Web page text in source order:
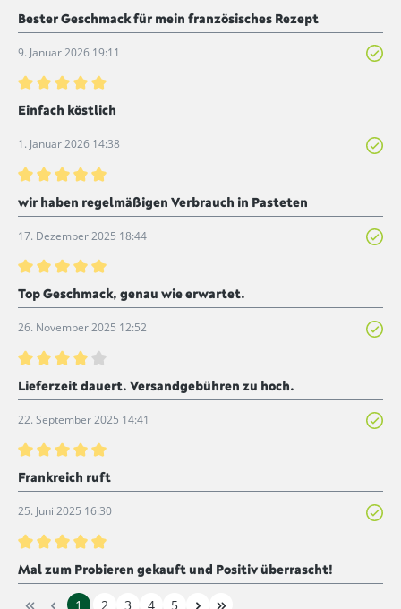
Bewertung mit 5 von 5 Sternen
Bester Geschmack für mein französisches Rezept
9. Januar 2026 19:11
Bewertung mit 5 von 5 Sternen
Einfach köstlich
1. Januar 2026 14:38
Bewertung mit 5 von 5 Sternen
wir haben regelmäßigen Verbrauch in Pasteten
17. Dezember 2025 18:44
Bewertung mit 5 von 5 Sternen
Top Geschmack, genau wie erwartet.
26. November 2025 12:52
Bewertung mit 4 von 5 Sternen
Lieferzeit dauert. Versandgebühren zu hoch.
22. September 2025 14:41
Bewertung mit 5 von 5 Sternen
Frankreich ruft
25. Juni 2025 16:30
Bewertung mit 5 von 5 Sternen
Mal zum Probieren gekauft und Positiv überrascht!
1 2 3 4 5